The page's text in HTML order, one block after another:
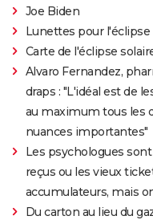
Joe Biden
Lunettes pour l'éclipse
Carte de l'éclipse
Alvaro Fernandez,
draps : "L'idéal est de
au maximum tous les
nuances importantes"
Les psychologues
reçus ou les vieux
accumulateurs, mais
Du carton au lieu du